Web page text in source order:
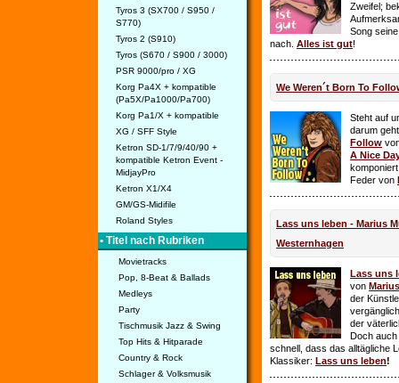
Tyros 3 (SX700 / S950 /
S770)
Tyros 2 (S910)
Tyros (S670 / S900 / 3000)
PSR 9000/pro / XG
Korg Pa4X + kompatible
(Pa5X/Pa1000/Pa700)
Korg Pa1/X + kompatible
XG / SFF Style
Ketron SD-1/7/9/40/90 +
kompatible Ketron Event -
MidjayPro
Ketron X1/X4
GM/GS-Midifile
Roland Styles
• Titel nach Rubriken
Movietracks
Pop, 8-Beat & Ballads
Medleys
Party
Tischmusik Jazz & Swing
Top Hits & Hitparade
Country & Rock
Schlager & Volksmusik
Zweifel;
Song
nach. Alles ist gut!
We Weren´t Born To
Steht auf
darum
Follow
A Nice
Feder von
Lass uns leben - Marius
Westernhagen
Lass uns
von
der
der
Doch auch
schnell, dass das alltägliche
Klassiker: Lass uns leben!